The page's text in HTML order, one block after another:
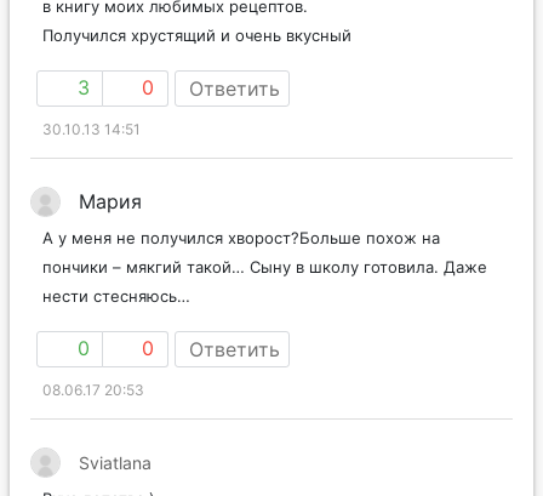
в книгу моих любимых рецептов.
Получился хрустящий и очень вкусный
3 0 Ответить
30.10.13 14:51
Мария
А у меня не получился хворост?Больше похож на
пончики – мякгий такой… Сыну в школу готовила. Даже
нести стесняюсь…
0 0 Ответить
08.06.17 20:53
Sviatlana